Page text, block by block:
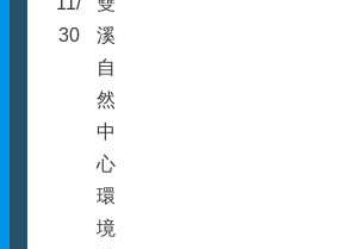
30
溪
自
然
中
心
環
境